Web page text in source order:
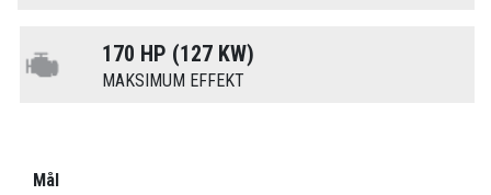
170 HP (127 KW)
MAKSIMUM EFFEKT
Mål